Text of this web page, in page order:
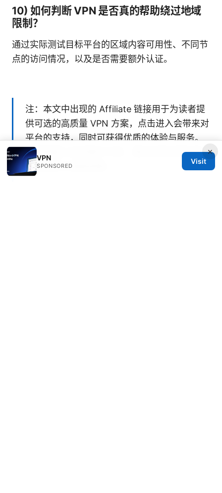
10) 如何判断 VPN 是否真的帮助绕过地域
限制？
通过实际测试目标平台的区域内容可用性、不同节
点的访问情况，以及是否需要额外认证。
注：本文中出现的 Affiliate 链接用于为读者提
供可选的高质量 VPN 方案，点击进入会带来对
平台的支持，同时可获得优质的体验与服务。
相关链接以实际展示为准，建议在购买前仔细
阅读条款与退款政策。
×
VPN
SPONSORED
Visit